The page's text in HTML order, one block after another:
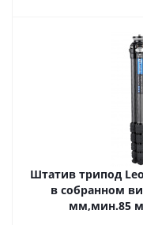
Штатив трипод
в собранном
мм,мин.85